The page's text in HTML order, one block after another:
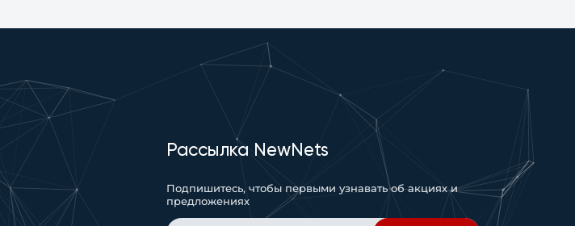
Рассылка NewNets
Подпишитесь, чтобы первыми узнавать об акциях и
предложениях